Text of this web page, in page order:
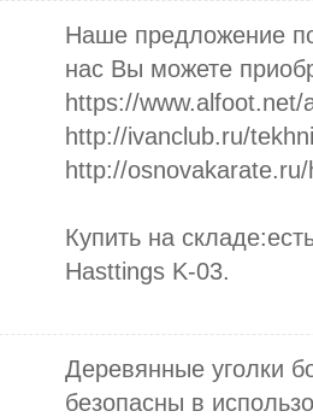
Наше предложение
нас Вы можете
https://
http://ivanclub.ru/
http://
Купить на
Hasttings K-03.
Деревянные уголки
безопасны в